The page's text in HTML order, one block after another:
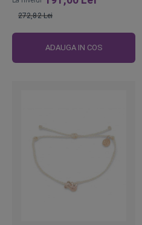
272,82 Lei
ADAUGA IN COS